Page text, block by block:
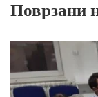
Поврзани